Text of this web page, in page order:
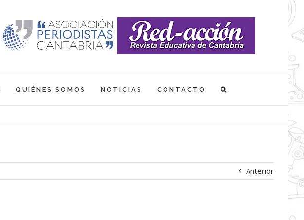
QUIÉNES SOMOS NOTICIAS CONTACTO
Anterior